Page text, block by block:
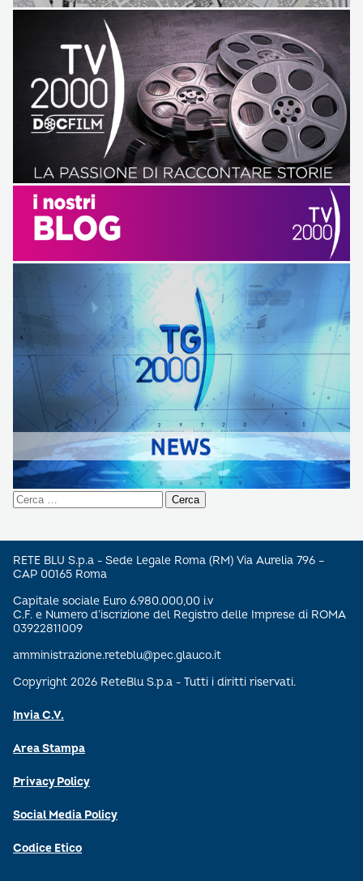
Ricerca
per:
RETE BLU S.p.a - Sede Legale Roma (RM) Via Aurelia 796 –
CAP 00165 Roma
Capitale sociale Euro 6.980.000,00 i.v
C.F. e Numero d’iscrizione del Registro delle Imprese di ROMA
03922811009
amministrazione.reteblu@pec.glauco.it
Copyright 2026 ReteBlu S.p.a - Tutti i diritti riservati.
Invia C.V.
Area Stampa
Privacy Policy
Social Media Policy
Codice Etico